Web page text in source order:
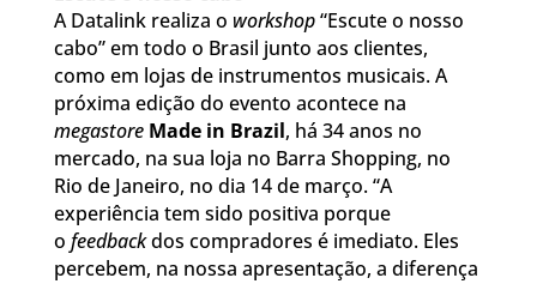
A Datalink realiza o workshop“Escute o nosso
cabo” em todo o Brasil junto aos clientes,
como em lojas de instrumentos musicais. A
próxima edição do evento acontece na
megastore Made in Brazil, há 34 anos no
mercado, na sua loja no Barra Shopping, no
Rio de Janeiro, no dia 14 de março. “A
experiência tem sido positiva porque
o feedbackdos compradores é imediato. Eles
percebem, na nossa apresentação, a diferença